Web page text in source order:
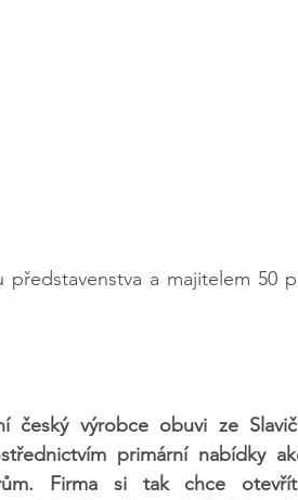
představenstva a majitelem 50
český výrobce obuvi ze
primární nabídky
Firma si tak chce